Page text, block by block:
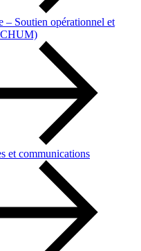
– Soutien opérationnel et
et communications